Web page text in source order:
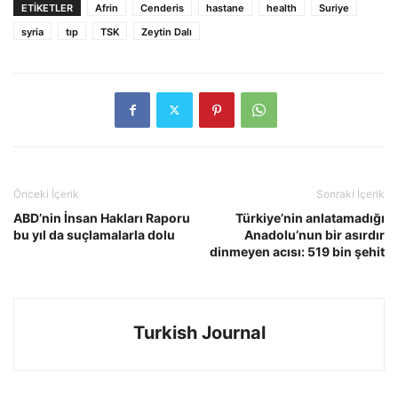
ETIKETLER Afrin Cenderis hastane health
Suriye
syria
tıp TSK Zeytin Dalı
Önceki İçerik
ABD’nin İnsan Hakları Raporu
bu yıl da suçlamalarla dolu
Sonraki İçerik
Türkiye’nin anlatamadığı
Anadolu’nun bir asırdır
dinmeyen acısı: 519 bin şehit
Turkish Journal